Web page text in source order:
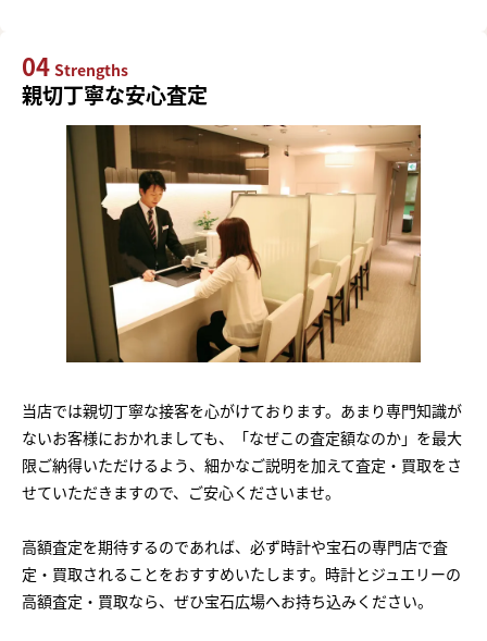
04 Strengths
親切丁寧な安心査定
当店では親切丁寧な接客を心がけております。あまり専門知識が
ないお客様におかれましても、「なぜこの査定額なのか」を最大
限ご納得いただけるよう、細かなご説明を加えて査定・買取をさ
せていただきますので、ご安心くださいませ。
高額査定を期待するのであれば、必ず時計や宝石の専門店で査
定・買取されることをおすすめいたします。時計とジュエリーの
高額査定・買取なら、ぜひ宝石広場へお持ち込みください。